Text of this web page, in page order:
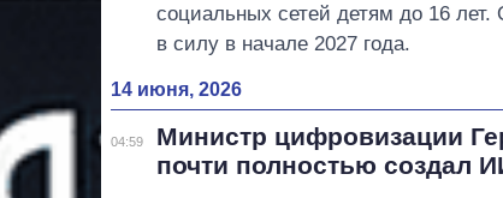
социальных сетей детям до 16 лет.
в силу в начале 2027 года.
14 июня, 2026
04:59
Министр цифровизации
почти полностью создал